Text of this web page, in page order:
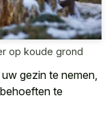
op koude grond
gezin te nemen,
te